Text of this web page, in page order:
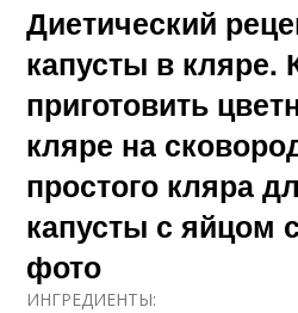
Диетический
капусты в кляре.
приготовить
кляре на
простого кляра
капусты с яйцом
фото
ИНГРЕДИЕНТЫ: